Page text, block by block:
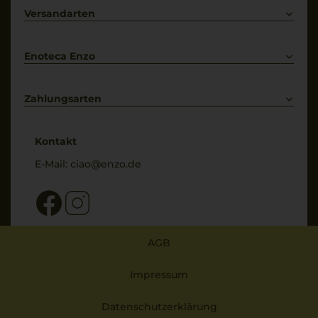
Kontakt
Versandarten
Enoteca Enzo
Bewertungs-Richtlinien
Zahlungsarten
Kontakt
E-Mail: ciao@enzo.de
AGB
Impressum
Datenschutzerklärung